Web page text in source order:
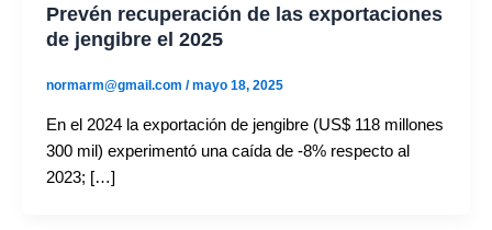
Prevén recuperación de las exportaciones
de jengibre el 2025
normarm@gmail.com /mayo 18, 2025
En el 2024 la exportación de jengibre (US$ 118 millones
300 mil) experimentó una caída de -8% respecto al
2023; […]